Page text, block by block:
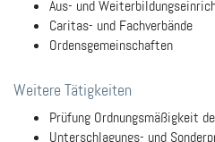
Aus- und
Caritas- und Fachverbände
Ordensgemeinschaften
Weitere Tätigkeiten
Prüfung Ordnungsmäßigkeit
Unterschlagungs- und